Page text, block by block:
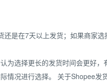
还是在7天以上发货；如果商家
为选择更长的发货时间会更好
情况进行选择。 关于Shopee发